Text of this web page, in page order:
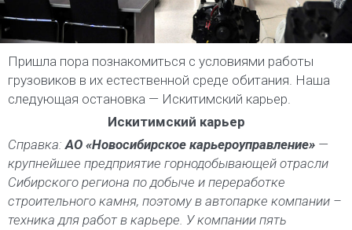
Пришла пора познакомиться с условиями работы
грузовиков в их естественной среде обитания. Наша
следующая остановка — Искитимский карьер.
Искитимский карьер
Справка:АО «Новосибирское карьероуправление» —
крупнейшее предприятие горнодобывающей отрасли
Сибирского региона по добыче и переработке
строительного камня, поэтому в автопарке компании –
техника для работ в карьере. У компании пять